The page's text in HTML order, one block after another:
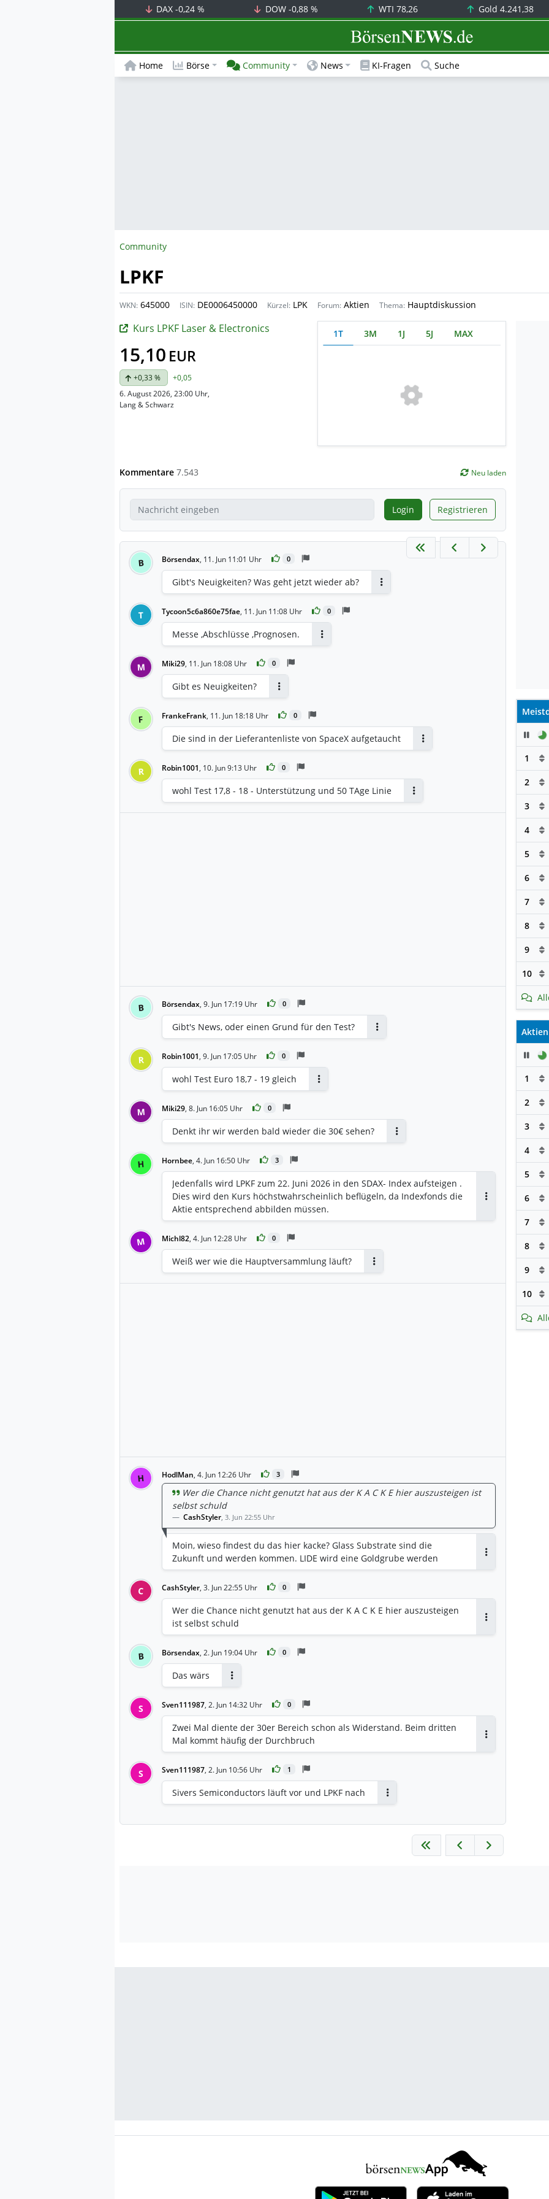
DAX-0,24 % DOW -0,88 % WTI 78,26 Gold 4.241,38
BörsenNEWS.de
Home Börse Community News KI-Fragen Suche
Community
LPKF
WKN: 645000 ISIN: DE0006450000 Kürzel: LPK Forum: Aktien Thema: Hauptdiskussion
Kurs LPKF Laser & Electronics
15,10 EUR
+0,33 %
+0,05
6. August 2026, 23:00 Uhr,
Lang & Schwarz
1T 3M 1J 5J MAX
Kommentare 7.543 Neu laden
Login Registrieren
B Börsendax, 11. Jun 11:01 Uhr 0
Gibt's Neuigkeiten? Was geht jetzt wieder ab?
T Tycoon5c6a860e75fae, 11. Jun 11:08 Uhr 0
Messe ,Abschlüsse ,Prognosen.
M Miki29, 11. Jun 18:08 Uhr 0
Gibt es Neuigkeiten?
F FrankeFrank, 11. Jun 18:18 Uhr 0
Die sind in der Lieferantenliste von SpaceX aufgetaucht
R Robin1001, 10. Jun 9:13 Uhr 0
wohl Test 17,8 - 18 - Unterstützung und 50 TAge Linie
B Börsendax, 9. Jun 17:19 Uhr 0
Gibt's News, oder einen Grund für den Test?
R Robin1001, 9. Jun 17:05 Uhr 0
wohl Test Euro 18,7 - 19 gleich
M Miki29, 8. Jun 16:05 Uhr 0
Denkt ihr wir werden bald wieder die 30€ sehen?
H Hornbee, 4. Jun 16:50 Uhr 3
Jedenfalls wird LPKF zum 22. Juni 2026 in den SDAX- Index aufsteigen .
Dies wird den Kurs höchstwahrscheinlich beflügeln, da Indexfonds die
Aktie entsprechend abbilden müssen.
M Michl82, 4. Jun 12:28 Uhr 0
Weiß wer wie die Hauptversammlung läuft?
H HodlMan, 4. Jun 12:26 Uhr 3
Wer die Chance nicht genutzt hat aus der K A C K E hier auszusteigen ist
selbst schuld
CashStyler, 3. Jun 22:55 Uhr
Moin, wieso findest du das hier kacke? Glass Substrate sind die
Zukunft und werden kommen. LIDE wird eine Goldgrube werden
C CashStyler, 3. Jun 22:55 Uhr 0
Wer die Chance nicht genutzt hat aus der K A C K E hier auszusteigen
ist selbst schuld
B Börsendax, 2. Jun 19:04 Uhr 0
Das wärs
S Sven111987, 2. Jun 14:32 Uhr 0
Zwei Mal diente der 30er Bereich schon als Widerstand. Beim dritten
Mal kommt häufig der Durchbruch
S Sven111987, 2. Jun 10:56 Uhr 1
Sivers Semiconductors läuft vor und LPKF nach
1
2
3
4
5
6
7
8
9
10
Aktien
1
2
3
4
5
6
7
8
9
10